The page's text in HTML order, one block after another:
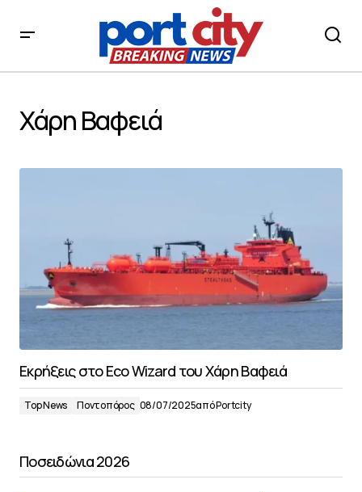
Χάρη Βαφειά
Εκρήξεις στο Eco Wizard του Χάρη Βαφειά
Top News Ποντοπόρος 08/07/2025απόPortcity
Ποσειδώνια 2026